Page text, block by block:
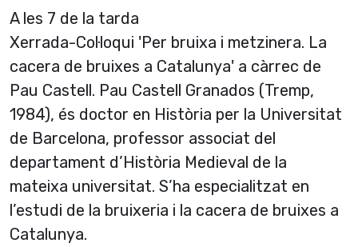
A les 7 de la tarda
Xerrada-Col·loqui 'Per bruixa i metzinera. La
cacera de bruixes a Catalunya' a càrrec de
Pau Castell. Pau Castell Granados (Tremp,
1984), és doctor en Història per la Universitat
de Barcelona, professor associat del
departament d’Història Medieval de la
mateixa universitat. S’ha especialitzat en
l’estudi de la bruixeria i la cacera de bruixes a
Catalunya.